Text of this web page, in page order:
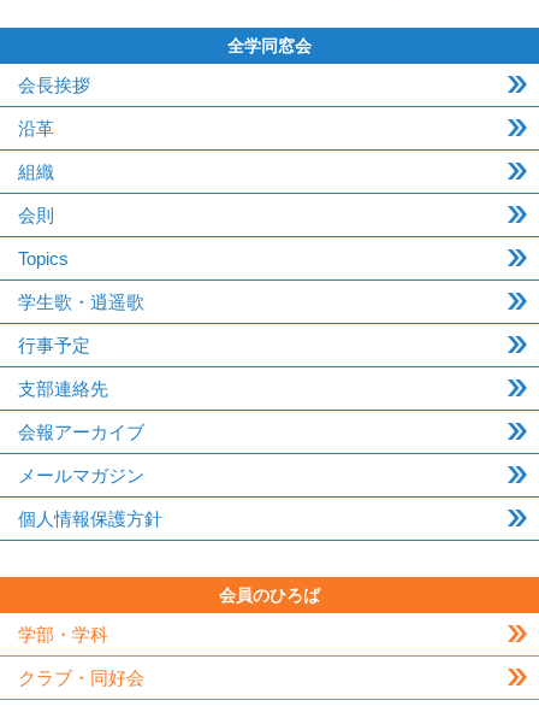
全学同窓会
会長挨拶
沿革
組織
会則
Topics
学生歌・逍遥歌
行事予定
支部連絡先
会報アーカイブ
メールマガジン
個人情報保護方針
会員のひろば
学部・学科
クラブ・同好会